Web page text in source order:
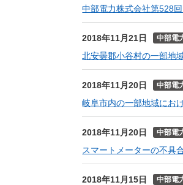
中部電力株式会社第528
2018年11月21日 中部電
北安曇郡小谷村の一部地
2018年11月20日 中部電
岐阜市内の一部地域にお
2018年11月20日 中部電
スマートメーターの不具
2018年11月15日 中部電